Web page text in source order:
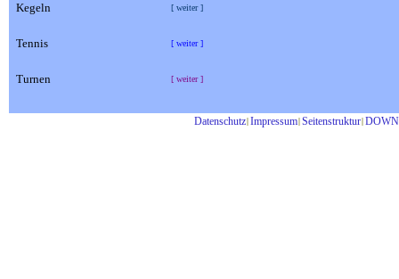
Kegeln [ weiter ]
Tennis [ weiter ]
Turnen [ weiter ]
Datenschutz Impressum Seitenstruktur